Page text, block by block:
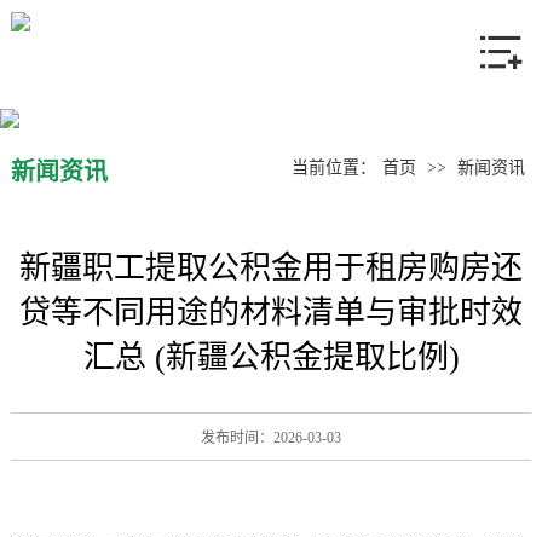
产品中心
联系我们
新闻资讯 当前位置： 首页 >> 新闻资讯
新疆职工提取公积金用于租房购房还
贷等不同用途的材料清单与审批时效
汇总 (新疆公积金提取比例)
发布时间：2026-03-03